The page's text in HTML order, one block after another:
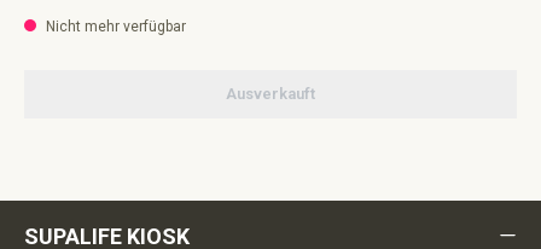
Nicht mehr verfügbar
Ausverkauft
SUPALIFE KIOSK